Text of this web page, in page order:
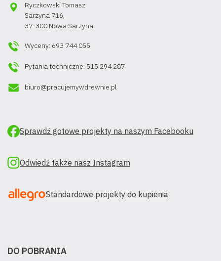
Ryczkowski Tomasz
Sarzyna 716,
37-300 Nowa Sarzyna
Wyceny: 693 744 055
Pytania techniczne: 515 294 287
biuro@pracujemywdrewnie.pl
Sprawdź gotowe projekty na naszym Facebooku
Odwiedź także nasz Instagram
Standardowe projekty do kupienia
DO POBRANIA